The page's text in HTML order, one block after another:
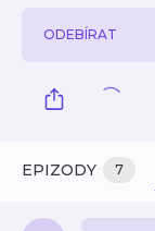
ODEBÍRAT
EPIZODY 7